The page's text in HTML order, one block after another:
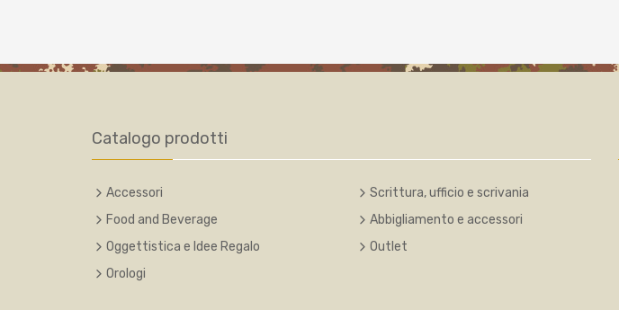
Catalogo prodotti
Accessori
Food and Beverage
Oggettistica e Idee Regalo
Orologi
Scrittura, ufficio e scrivania
Abbigliamento e accessori
Outlet